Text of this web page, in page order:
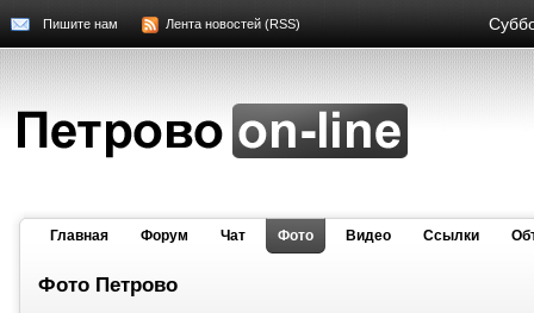
Пишите нам Лента новостей (RSS)
Главная Форум Чат Фото Видео Cсылки
Фото Петрово